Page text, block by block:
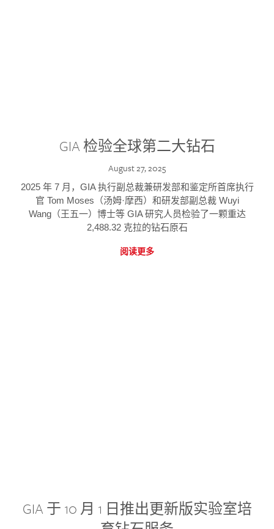
GIA 检验全球第二大钻石
August 27, 2025
2025 年 7 月，GIA 执行副总裁兼研发部和鉴定所首席执行
官 Tom Moses（汤姆·摩西）和研发部副总裁 Wuyi
Wang（王五一）博士等 GIA 研究人员检验了一颗重达
2,488.32 克拉的钻石原石
阅读更多
GIA 于 10 月 1 日推出更新版实验室培